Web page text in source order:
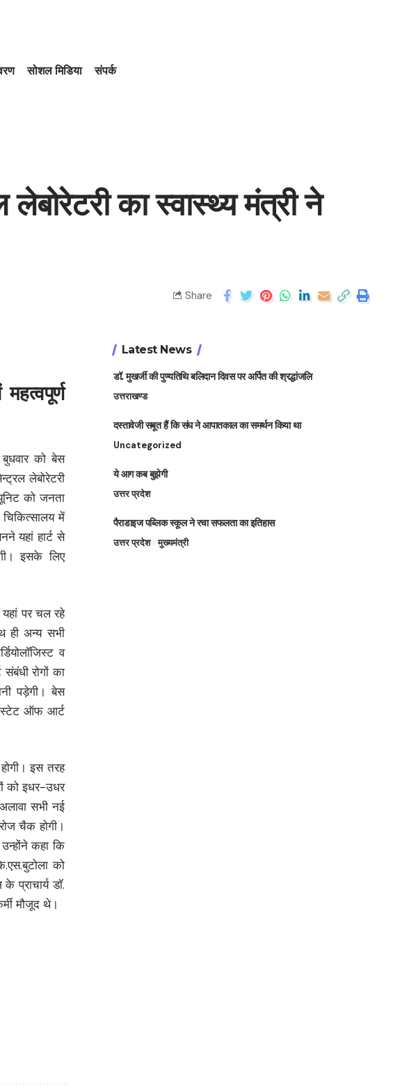
सोशल मिडिया संपर्क
का स्वास्थ्य मंत्री ने
Share
बुधवार को बेस
लेबोरेटरी
को जनता
में
यहां हार्ट से
इसके लिए
पर चल रहे
ही अन्य सभी
व
रोगों का
पड़ेगी। बेस
स्टेट ऑफ आर्ट
इस तरह
को इधर-उधर
सभी नई
चैक होगी।
कहा कि
को
प्राचार्य डॉ.
मौजूद थे।
Latest News
डॉ. मुखर्जी की पुण्यतिथि बलिदान दिवस पर अर्पित की श्रद्धांजलि
उत्तराखण्ड
दस्तावेजी सबूत हैं कि संघ ने आपातकाल का समर्थन किया था
Uncategorized
ये आग कब बुझेगी
उत्तर प्रदेश
पैराडाइज पब्लिक स्कूल ने रचा सफलता का इतिहास
उत्तर प्रदेश मुख्यमंत्री